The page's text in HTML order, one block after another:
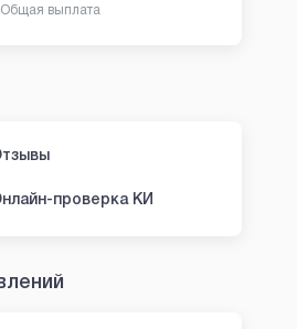
Общая выплата
проверка КИ